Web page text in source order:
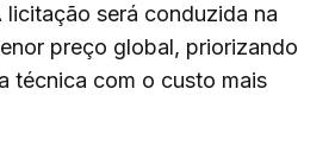
será conduzida na
preço global, priorizando
técnica com o custo mais